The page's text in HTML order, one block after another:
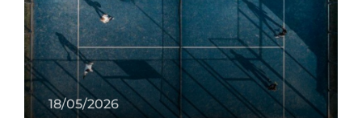
18/05/2026